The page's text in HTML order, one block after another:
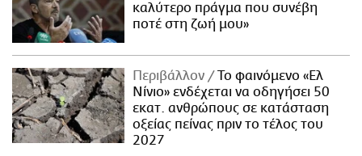
καλύτερο πράγμα που συνέβη
ποτέ στη ζωή μου»
Περιβάλλον
Το φαινόμενο «Ελ
Νίνιο» ενδέχεται να οδηγήσει 50
εκατ. ανθρώπους σε κατάσταση
οξείας πείνας πριν το τέλος του
2027